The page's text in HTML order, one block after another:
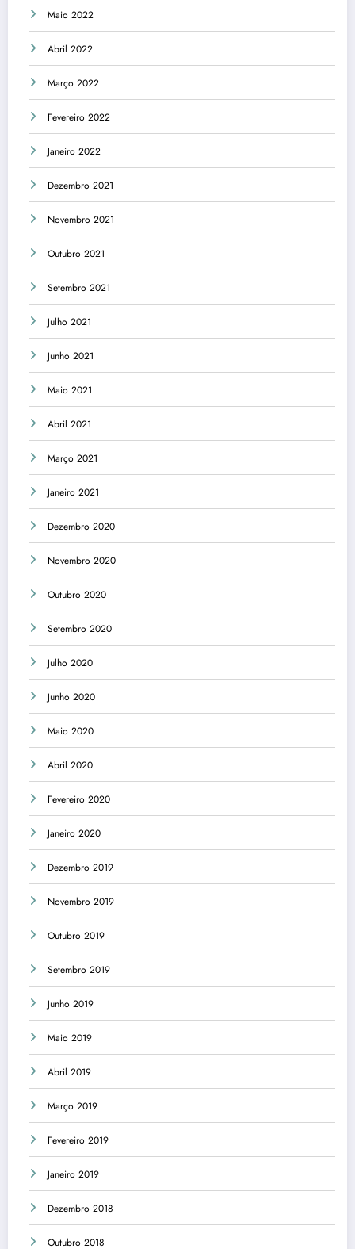
Maio 2022
Abril 2022
Março 2022
Fevereiro 2022
Janeiro 2022
Dezembro 2021
Novembro 2021
Outubro 2021
Setembro 2021
Julho 2021
Junho 2021
Maio 2021
Abril 2021
Março 2021
Janeiro 2021
Dezembro 2020
Novembro 2020
Outubro 2020
Setembro 2020
Julho 2020
Junho 2020
Maio 2020
Abril 2020
Fevereiro 2020
Janeiro 2020
Dezembro 2019
Novembro 2019
Outubro 2019
Setembro 2019
Junho 2019
Maio 2019
Abril 2019
Março 2019
Fevereiro 2019
Janeiro 2019
Dezembro 2018
Outubro 2018